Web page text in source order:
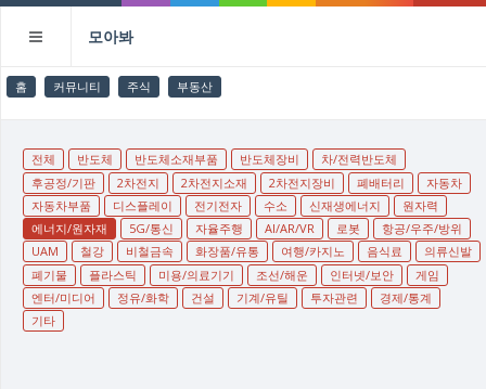
모아봐
홈 커뮤니티 주식 부동산
전체 반도체 반도체소재부품 반도체장비
차/전력반도체
후공정/기판
2차전지 2차전지소재 2차전지장비 폐배터리
자동차
자동차부품
디스플레이 전기전자 수소 신재생에너지
원자력
에너지/원자재
5G/통신 자율주행 AI/AR/VR 로봇
항공/우주/방위
UAM
철강 비철금속 화장품/유통 여행/카지노 음식료
의류신발
폐기물
플라스틱 미용/의료기기 조선/해운 인터넷/보안
게임
엔터/미디어
정유/화학 건설 기계/유틸 투자관련
경제/통계
기타